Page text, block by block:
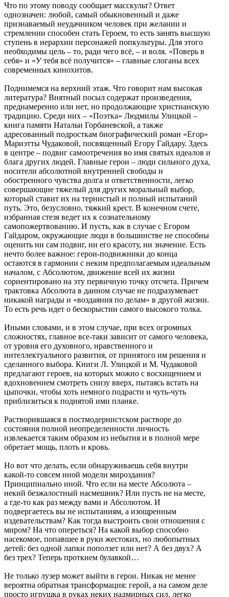
Что по этому поводу сообщает масскульт? Ответ
однозначен: любой, самый обыкновенный и даже
признаваемый неудачником человек при желании и
стремлении способен стать Героем, то есть занять высшую
ступень в иерархии персонажей попкультуры. Для этого
необходимы цель – то, ради чего всё, – и воля. «Поверь в
себя» и «У тебя всё получится» – главные слоганы всех
современных кинохитов.
Поднимемся на верхний этаж. Что говорит нам высокая
литература? Внятный посыл содержат произведения,
преднамеренно или нет, но продолжающие христианскую
традицию. Среди них – «Поэтка» Людмилы Улицкой –
книга памяти Натальи Горбаневской, а также
адресованный подросткам биографический роман «Егор»
Мариэтты Чудаковой, посвященный Егору Гайдару. Здесь
в центре – подвиг самоотречения во имя святых идеалов и
блага других людей. Главные герои – люди сильного духа,
носители абсолютной внутренней свободы и
обостренного чувства долга и ответственности, легко
совершающие тяжелый для других моральный выбор,
который ставит их на тернистый и полный испытаний
путь. Это, безусловно, тяжкий крест. В конечном счете,
избранная стезя ведет их к сознательному
самопожертвованию. И пусть, как в случае с Егором
Гайдаром, окружающие люди в большинстве не способны
оценить ни сам подвиг, ни его красоту, ни значение. Есть
нечто более важное: герои-подвижники до конца
остаются в гармонии с неким предполагаемым идеальным
началом, с Абсолютом, движение всей их жизни
сориентировано на эту первичную точку отсчета. Причем
трактовка Абсолюта в данном случае не подразумевает
никакой награды и «воздаяния по делам» в другой жизни.
То есть речь идет о бескорыстии самого высокого толка.
Иными словами, и в этом случае, при всех огромных
сложностях, главное все-таки зависит от самого человека,
от уровня его духовного, нравственного и
интеллектуального развития, от принятого им решения и
сделанного выбора. Книги Л. Улицкой и М. Чудаковой
предлагают героев, на которых можно с восхищением и
вдохновением смотреть снизу вверх, пытаясь встать на
цыпочки, чтобы хоть немного подрасти и чуть-чуть
приблизиться к поднятой ими планке.
Растворившаяся в постмодернистском растворе до
состояния полной неопределенности личность
извлекается таким образом из небытия и в полной мере
обретает мощь, плоть и кровь.
Но вот что делать, если обнаруживаешь себя внутри
какой-то совсем иной модели мироздания?
Принципиально иной. Что если на месте Абсолюта –
некий безжалостный насмешник? Или пусть не на месте,
а где-то как раз между вами и Абсолютом. И
подвергаетесь вы не испытаниям, а изощренным
издевательствам? Как тогда выстроить свои отношения с
миром? На что опереться? На какой выбор способно
насекомое, попавшее в руки жестоких, но любопытных
детей: без одной лапки поползет или нет? А без двух? А
без трех? Теперь проткнем булавкой…
Не только лузер может выйти в герои. Никак не менее
вероятна обратная трансформация: герой, а на самом деле
просто игрушка в руках неких надмирных сил, легко